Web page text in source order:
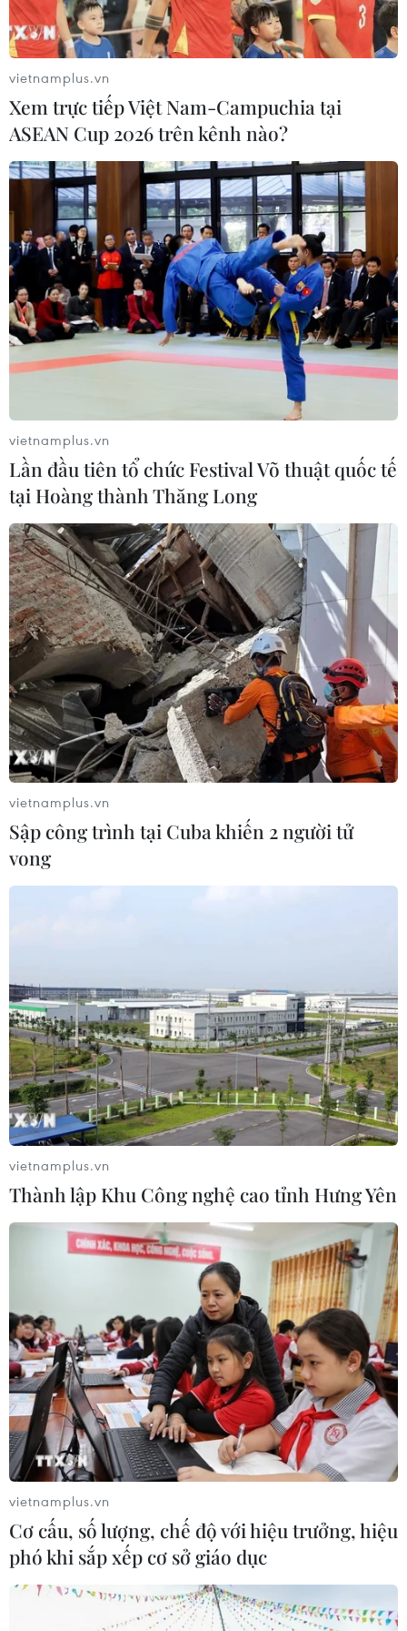
Căng thẳng Mỹ-Iran: Australia điều tàu
chiến đến eo biển Hormuz
13/01/2020 10:04
Số thủy thủ đoàn đi cùng tàu lên tới 190 người và theo
chiến dịch, tàu HMAS Toowomba sẽ làm nhiệm vụ an
ninh hàng hải tại khu vực Eo biển Hormuz trong khoảng
vietnamplus.vn
Xem trực tiếp Việt Nam-Campuchia tại
ASEAN Cup 2026 trên kênh nào?
vietnamplus.vn
Lần đầu tiên tổ chức Festival Võ thuật quốc tế
tại Hoàng thành Thăng Long
vietnamplus.vn
Sập công trình tại Cuba khiến 2 người tử
vong
vietnamplus.vn
Thành lập Khu Công nghệ cao tỉnh Hưng Yên
vietnamplus.vn
Cơ cấu, số lượng, chế độ với hiệu trưởng, hiệu
phó khi sắp xếp cơ sở giáo dục